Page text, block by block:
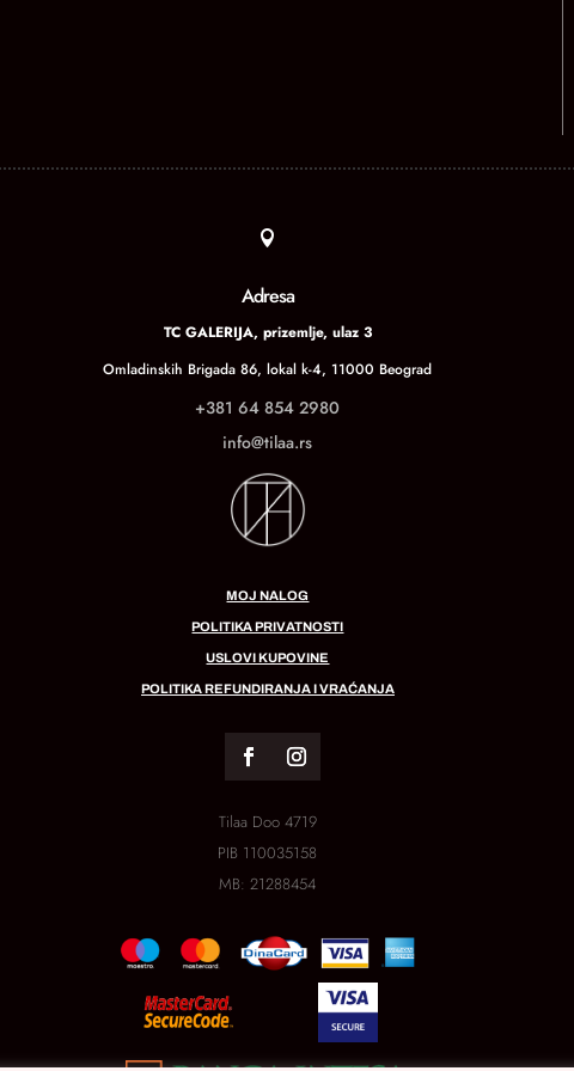

Adresa
TC GALERIJA, prizemlje, ulaz 3
Omladinskih Brigada 86, lokal k-4, 11000 Beograd
+381 64 854 2980
info@tilaa.rs
MOJ NALOG
POLITIKA PRIVATNOSTI
USLOVI KUPOVINE
POLITIKA REFUNDIRANJA I VRAĆANJA
Tilaa Doo 4719
PIB 110035158
MB:21288454